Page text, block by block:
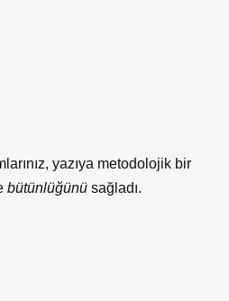
yazıya metodolojik bir
bütünlüğünü sağladı.